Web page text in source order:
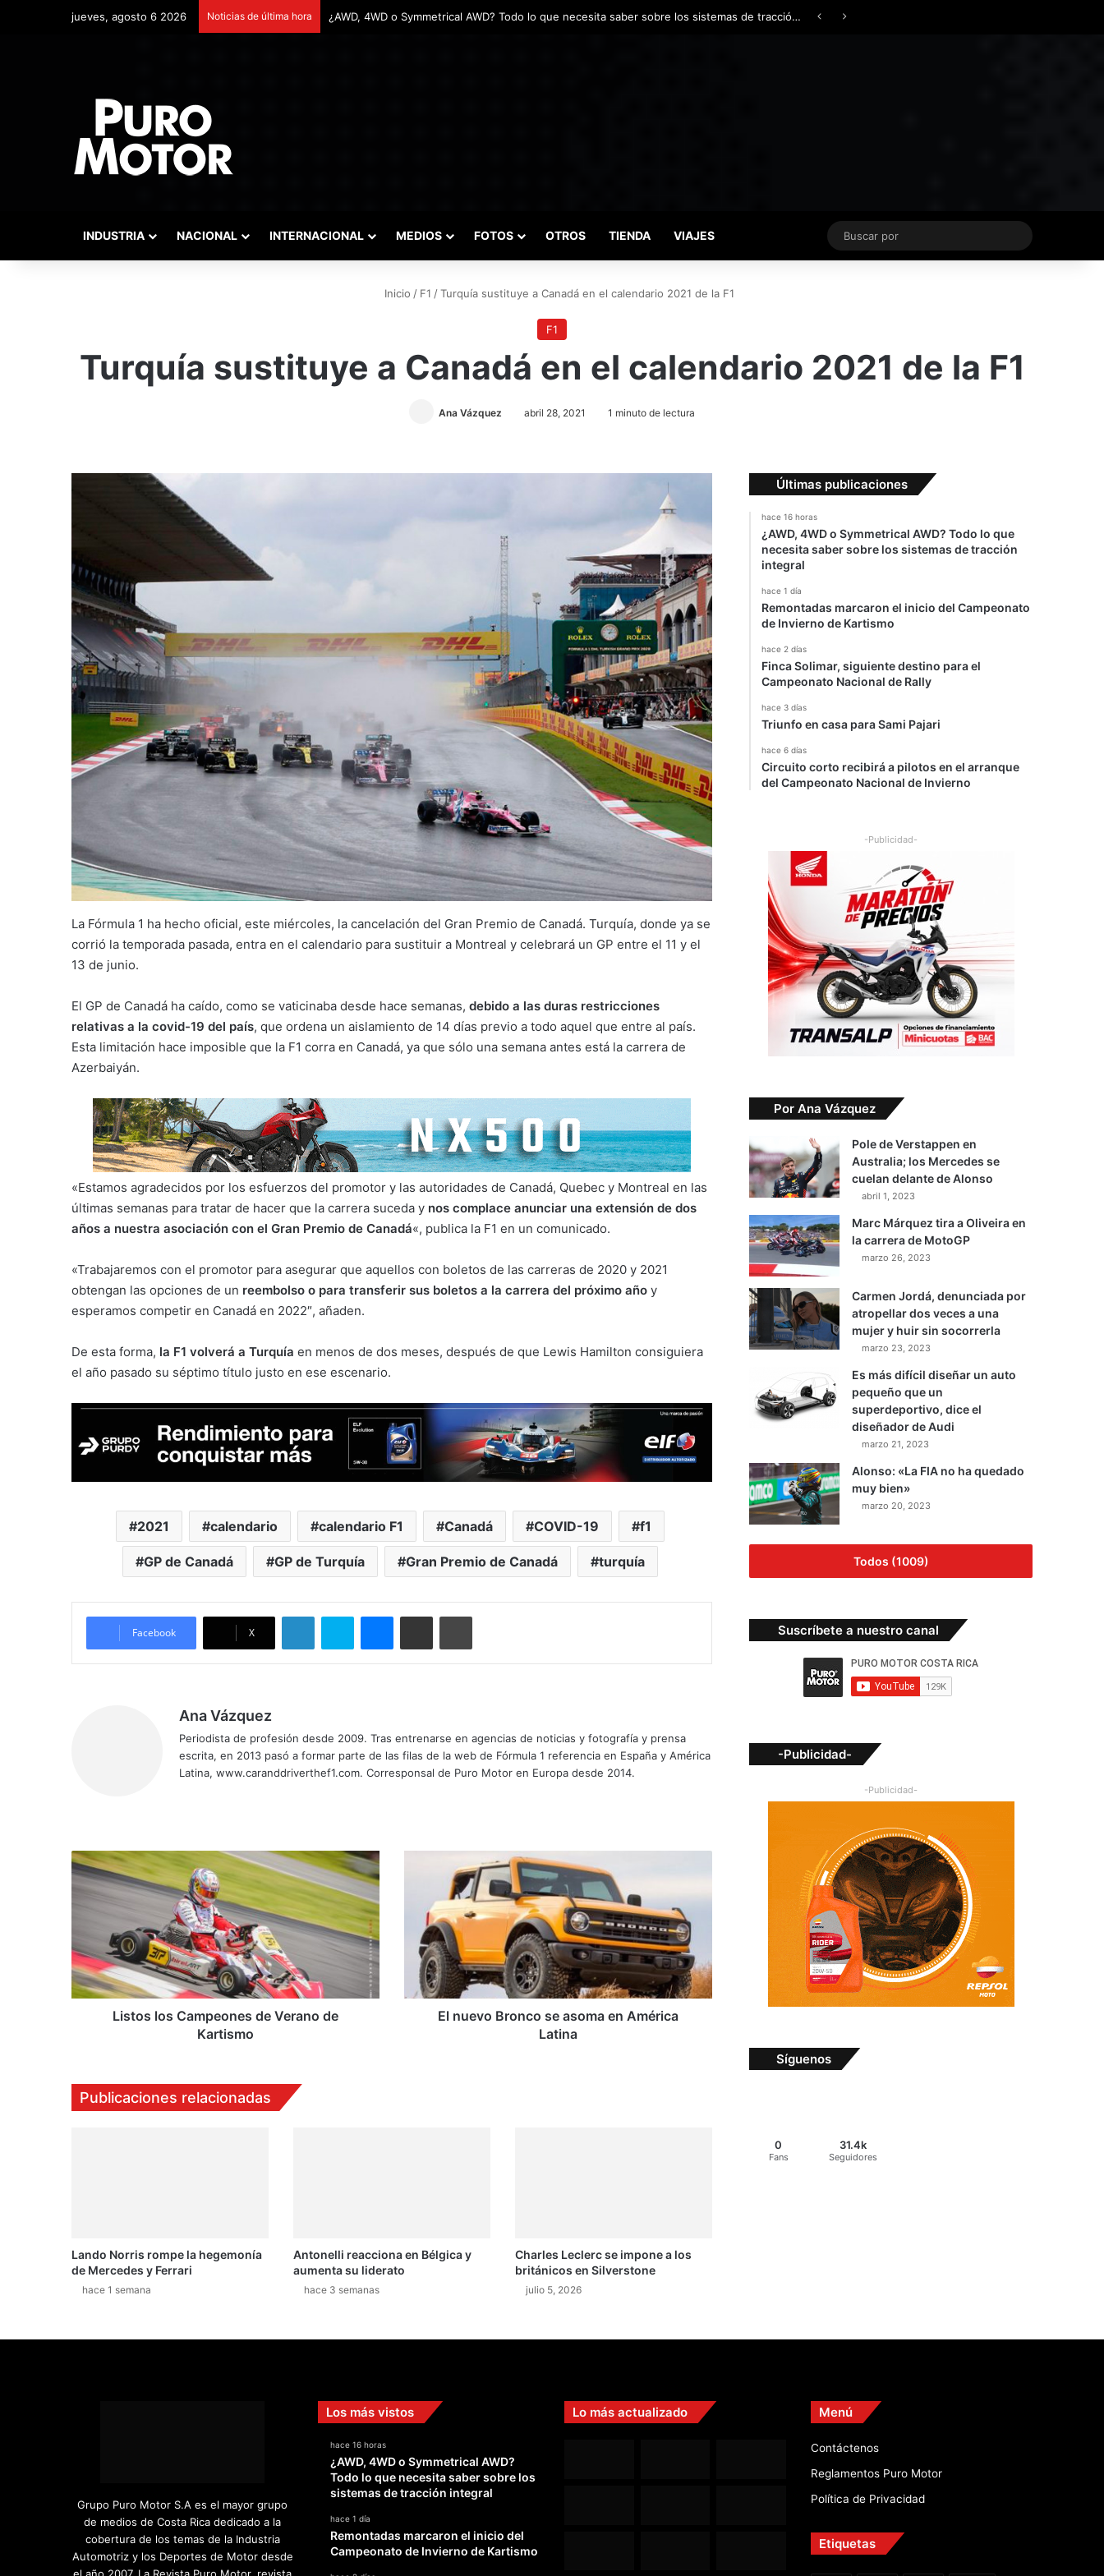
jueves, agosto 6 2026 Noticias de última hora Remontadas marcaron el inicio del Campeonato de Invierno de Kartismo
INDUSTRIA NACIONAL INTERNACIONAL MEDIOS FOTOS OTROS TIENDA VIAJES
Buscar
por
Inicio / F1 / Turquía sustituye a Canadá en el calendario 2021 de la F1
F1
Turquía sustituye a Canadá en el calendario 2021 de la F1
Ana Vázquez abril 28, 2021 1 minuto de lectura
La Fórmula 1 ha hecho oficial, este miércoles, la cancelación del Gran Premio de Canadá. Turquía, donde ya se
corrió la temporada pasada, entra en el calendario para sustituir a Montreal y celebrará un GP entre el 11 y el
13 de junio.
El GP de Canadá ha caído, como se vaticinaba desde hace semanas, debido a las duras restricciones
relativas a la covid-19 del país, que ordena un aislamiento de 14 días previo a todo aquel que entre al país.
Esta limitación hace imposible que la F1 corra en Canadá, ya que sólo una semana antes está la carrera de
Azerbaiyán.
«Estamos agradecidos por los esfuerzos del promotor y las autoridades de Canadá, Quebec y Montreal en las
últimas semanas para tratar de hacer que la carrera suceda y nos complace anunciar una extensión de dos
años a nuestra asociación con el Gran Premio de Canadá«, publica la F1 en un comunicado.
«Trabajaremos con el promotor para asegurar que aquellos con boletos de las carreras de 2020 y 2021
obtengan las opciones de un reembolso o para transferir sus boletos a la carrera del próximo año y
esperamos competir en Canadá en 2022″, añaden.
De esta forma, la F1 volverá a Turquía en menos de dos meses, después de que Lewis Hamilton consiguiera
el año pasado su séptimo título justo en ese escenario.
2021 calendario calendario F1 Canadá COVID-19 f1
GP de Canadá GP de Turquía Gran Premio de Canadá turquía
Facebook X
LinkedInSkype MessengerCompartir por correo electrónicoImprimir
Ana Vázquez
Periodista de profesión desde 2009. Tras entrenarse en agencias de noticias y fotografía y prensa
escrita, en 2013 pasó a formar parte de las filas de la web de Fórmula 1 referencia en España y América
Latina, www.caranddriverthef1.com. Corresponsal de Puro Motor en Europa desde 2014.
Listos
los
Campeones
de
Kartismo
Listos los Campeones de Verano de
Kartismo
asoma
América
Latina
El nuevo Bronco se asoma en América
Latina
Publicaciones relacionadas
Lando Norris rompe la hegemonía
de Mercedes y Ferrari
hace 1 semana
Antonelli reacciona en Bélgica y
aumenta su liderato
hace 3 semanas
Charles Leclerc se impone a los
británicos en Silverstone
julio 5, 2026
Últimas publicaciones
hace 16 horas
¿AWD, 4WD o Symmetrical AWD? Todo lo que
necesita saber sobre los sistemas de tracción
integral
hace 1 día
Remontadas marcaron el inicio del Campeonato
de Invierno de Kartismo
hace 2 días
Finca Solimar, siguiente destino para el
Campeonato Nacional de Rally
hace 3 días
Triunfo en casa para Sami Pajari
hace 6 días
Circuito corto recibirá a pilotos en el arranque
del Campeonato Nacional de Invierno
-Publicidad-
Por Ana Vázquez
Pole de Verstappen en
Australia; los Mercedes se
cuelan delante de Alonso
abril 1, 2023
Marc Márquez tira a Oliveira en
la carrera de MotoGP
marzo 26, 2023
Carmen Jordá, denunciada por
atropellar dos veces a una
mujer y huir sin socorrerla
marzo 23, 2023
Es más difícil diseñar un auto
pequeño que un
superdeportivo, dice el
diseñador de Audi
marzo 21, 2023
Alonso: «La FIA no ha quedado
muy bien»
marzo 20, 2023
Todos (1009)
Suscríbete a nuestro canal
-Publicidad-
-Publicidad-
Síguenos
0
Fans
31.4k
Seguidores
Grupo Puro Motor S.A es el mayor grupo
de medios de Costa Rica dedicado a la
cobertura de los temas de la Industria
Automotriz y los Deportes de Motor desde
Los más vistos
hace 16 horas
¿AWD, 4WD o Symmetrical AWD?
Todo lo que necesita saber sobre los
sistemas de tracción integral
hace 1 día
Remontadas marcaron el inicio del
Campeonato de Invierno de Kartismo
Lo más actualizado Menú
Contáctenos
Reglamentos Puro Motor
Política de Privacidad
Etiquetas